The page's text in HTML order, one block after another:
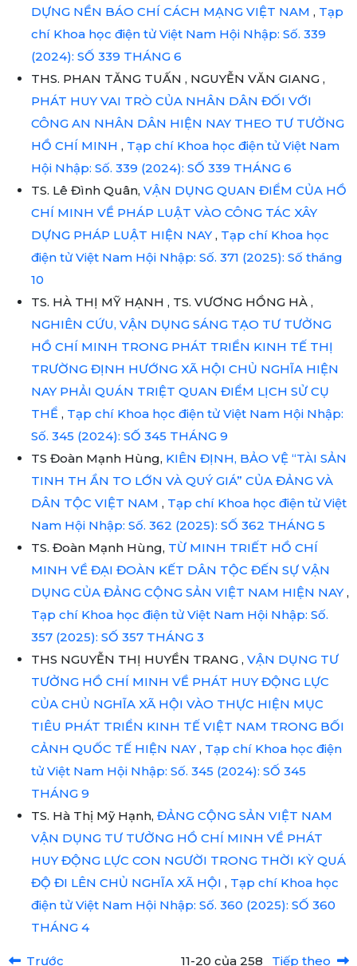
DỰNG NỀN BÁO CHÍ CÁCH MẠNG VIỆT NAM , Tạp
chí Khoa học điện tử Việt Nam Hội Nhập: Số. 339
(2024): SỐ 339 THÁNG 6
THS. PHAN TĂNG TUẤN , NGUYỄN VĂN GIANG ,
PHÁT HUY VAI TRÒ CỦA NHÂN DÂN ĐỐI VỚI
CÔNG AN NHÂN DÂN HIỆN NAY THEO TƯ TƯỞNG
HỒ CHÍ MINH , Tạp chí Khoa học điện tử Việt Nam
Hội Nhập: Số. 339 (2024): SỐ 339 THÁNG 6
TS. Lê Đình Quân, VẬN DỤNG QUAN ĐIỂM CỦA HỒ
CHÍ MINH VỀ PHÁP LUẬT VÀO CÔNG TÁC XÂY
DỰNG PHÁP LUẬT HIỆN NAY , Tạp chí Khoa học
điện tử Việt Nam Hội Nhập: Số. 371 (2025): Số tháng
10
TS. HÀ THỊ MỸ HẠNH , TS. VƯƠNG HỒNG HÀ ,
NGHIÊN CỨU, VẬN DỤNG SÁNG TẠO TƯ TƯỞNG
HỒ CHÍ MINH TRONG PHÁT TRIỂN KINH TẾ THỊ
TRƯỜNG ĐỊNH HƯỚNG XÃ HỘI CHỦ NGHĨA HIỆN
NAY PHẢI QUÁN TRIỆT QUAN ĐIỂM LỊCH SỬ CỤ
THỂ , Tạp chí Khoa học điện tử Việt Nam Hội Nhập:
Số. 345 (2024): SỐ 345 THÁNG 9
TS Đoàn Mạnh Hùng, KIÊN ĐỊNH, BẢO VỆ “TÀI SẢN
TINH TH ẦN TO LỚN VÀ QUÝ GIÁ” CỦA ĐẢNG VÀ
DÂN TỘC VIỆT NAM , Tạp chí Khoa học điện tử Việt
Nam Hội Nhập: Số. 362 (2025): SỐ 362 THÁNG 5
TS. Đoàn Mạnh Hùng, TỪ MINH TRIẾT HỒ CHÍ
MINH VỀ ĐẠI ĐOÀN KẾT DÂN TỘC ĐẾN SỰ VẬN
DỤNG CỦA ĐẢNG CỘNG SẢN VIỆT NAM HIỆN NAY ,
Tạp chí Khoa học điện tử Việt Nam Hội Nhập: Số.
357 (2025): SỐ 357 THÁNG 3
THS NGUYỄN THỊ HUYỀN TRANG , VẬN DỤNG TƯ
TƯỞNG HỒ CHÍ MINH VỀ PHÁT HUY ĐỘNG LỰC
CỦA CHỦ NGHĨA XÃ HỘI VÀO THỰC HIỆN MỤC
TIÊU PHÁT TRIỂN KINH TẾ VIỆT NAM TRONG BỐI
CẢNH QUỐC TẾ HIỆN NAY , Tạp chí Khoa học điện
tử Việt Nam Hội Nhập: Số. 345 (2024): SỐ 345
THÁNG 9
TS. Hà Thị Mỹ Hạnh, ĐẢNG CỘNG SẢN VIỆT NAM
VẬN DỤNG TƯ TƯỞNG HỒ CHÍ MINH VỀ PHÁT
HUY ĐỘNG LỰC CON NGƯỜI TRONG THỜI KỲ QUÁ
ĐỘ ĐI LÊN CHỦ NGHĨA XÃ HỘI , Tạp chí Khoa học
điện tử Việt Nam Hội Nhập: Số. 360 (2025): SỐ 360
THÁNG 4
Trước 11-20 của 258 Tiếp theo